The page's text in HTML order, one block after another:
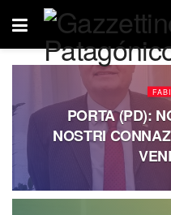
PORTA (PD):
NOSTRI